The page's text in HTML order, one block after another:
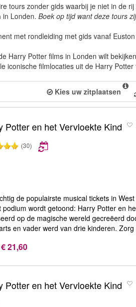
tours zonder gids waarbij je niet in de
in Londen. Boek op tijd want deze tours
met rondleiding met gids vanaf
Harry Potter films in Londen wilt
iconische filmlocaties uit de Harry
Kies uw zitplaatsen
Potter en het Vervloekte Kind
(30)
de populairste musical tickets in
podium wordt getoond: Harry Potter en
op de magische wereld gecreëerd
en vader werd van drie kinderen.
€ 21,60
Potter en het Vervloekte Kind